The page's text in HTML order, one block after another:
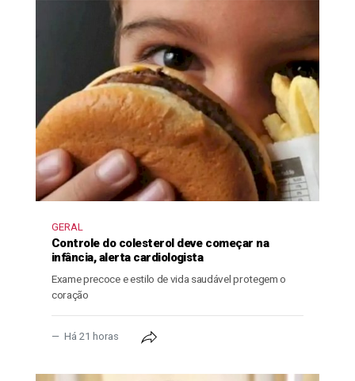
GERAL
Controle do colesterol deve começar na
infância, alerta cardiologista
Exame precoce e estilo de vida saudável protegem o
coração
Há 21 horas